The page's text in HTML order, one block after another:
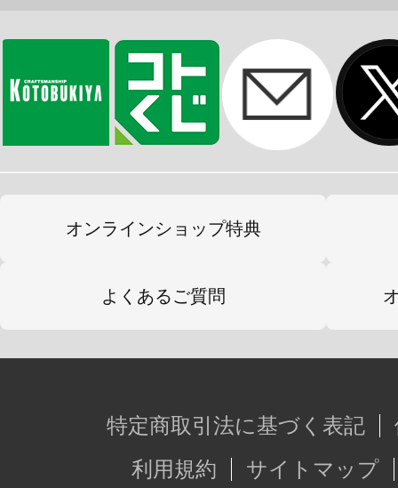
オンラインショップ特典
よくあるご質問
特定商取引法に基づく表記
利用規約
サイトマップ